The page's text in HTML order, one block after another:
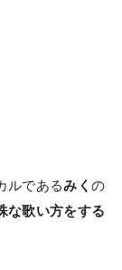
ルであるみく の
な歌い方をする